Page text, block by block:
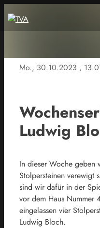
Mo., 30.10.2023 ,
Ludwig
In dieser Woche geben
Stolpersteinen verewigt
sind wir dafür in der
vor dem Haus Nummer
eingelassen vier
Ludwig Bloch.